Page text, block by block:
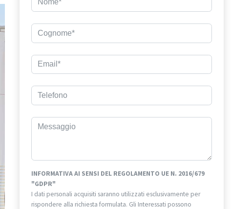
INFORMATIVA AI SENSI DEL REGOLAMENTO UE N. 2016/679
"GDPR"
I dati personali acquisiti saranno utilizzati esclusivamente per
rispondere alla richiesta formulata. Gli Interessati possono